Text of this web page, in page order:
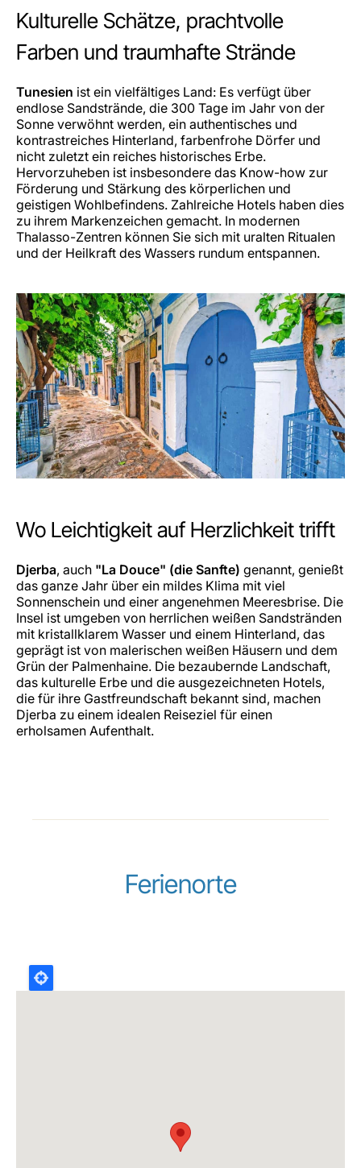
Kulturelle Schätze, prachtvolle
Farben und traumhafte Strände
Tunesien ist ein vielfältiges Land: Es verfügt über
endlose Sandstrände, die 300 Tage im Jahr von der
Sonne verwöhnt werden, ein authentisches und
kontrastreiches Hinterland, farbenfrohe Dörfer und
nicht zuletzt ein reiches historisches Erbe.
Hervorzuheben ist insbesondere das Know-how zur
Förderung und Stärkung des körperlichen und
geistigen Wohlbefindens. Zahlreiche Hotels haben dies
zu ihrem Markenzeichen gemacht. In modernen
Thalasso-Zentren können Sie sich mit uralten Ritualen
und der Heilkraft des Wassers rundum entspannen.
Wo Leichtigkeit auf Herzlichkeit trifft
Djerba, auch "La Douce" (die Sanfte) genannt, genießt
das ganze Jahr über ein mildes Klima mit viel
Sonnenschein und einer angenehmen Meeresbrise. Die
Insel ist umgeben von herrlichen weißen Sandstränden
mit kristallklarem Wasser und einem Hinterland, das
geprägt ist von malerischen weißen Häusern und dem
Grün der Palmenhaine. Die bezaubernde Landschaft,
das kulturelle Erbe und die ausgezeichneten Hotels,
die für ihre Gastfreundschaft bekannt sind, machen
Djerba zu einem idealen Reiseziel für einen
erholsamen Aufenthalt.
Ferienorte